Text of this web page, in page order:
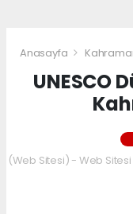
Anasayfa
UNESCO
(Web Sitesi) - Web Sitesi